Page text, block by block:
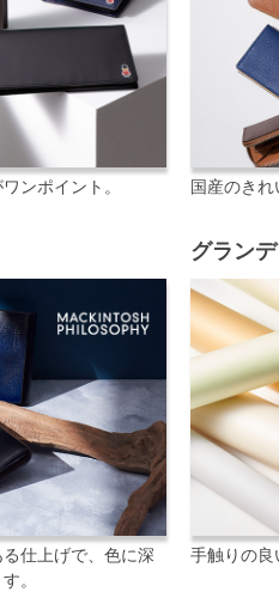
ンポイント。 国産のき
仕上げで、色に深
。
グラン
手触りの